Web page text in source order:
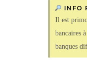
INFO
Il est
bancaires
banques